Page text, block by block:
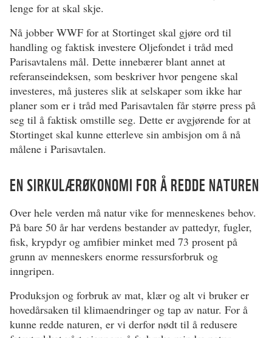
lenge for at skal skje.
Nå jobber WWF for at Stortinget skal gjøre ord til
handling og faktisk investere Oljefondet i tråd med
Parisavtalens mål. Dette innebærer blant annet at
referanseindeksen, som beskriver hvor pengene skal
investeres, må justeres slik at selskaper som ikke har
planer som er i tråd med Parisavtalen får større press på
seg til å faktisk omstille seg. Dette er avgjørende for at
Stortinget skal kunne etterleve sin ambisjon om å nå
målene i Parisavtalen.
EN SIRKULÆRØKONOMI FOR Å REDDE NATUREN
Over hele verden må natur vike for menneskenes behov.
På bare 50 år har verdens bestander av pattedyr, fugler,
fisk, krypdyr og amfibier minket med 73 prosent på
grunn av menneskers enorme ressursforbruk og
inngripen.
Produksjon og forbruk av mat, klær og alt vi bruker er
hovedårsaken til klimaendringer og tap av natur. For å
kunne redde naturen, er vi derfor nødt til å redusere